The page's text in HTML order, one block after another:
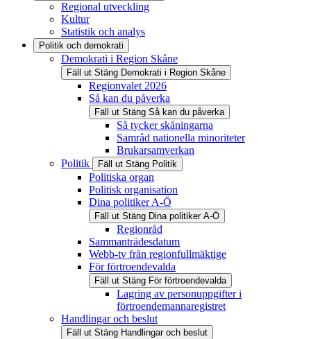
Regional utveckling
Kultur
Statistik och analys
Politik och demokrati
Demokrati i Region Skåne
Fäll ut Stäng Demokrati i Region Skåne
Regionvalet 2026
Så kan du påverka
Fäll ut Stäng Så kan du påverka
Så tycker skåningarna
Samråd nationella minoriteter
Brukarsamverkan
Politik
Fäll ut Stäng Politik
Politiska organ
Politisk organisation
Dina politiker A-Ö
Fäll ut Stäng Dina politiker A-Ö
Regionråd
Sammanträdesdatum
Webb-tv från regionfullmäktige
För förtroendevalda
Fäll ut Stäng För förtroendevalda
Lagring av personuppgifter i
förtroendemannaregistret
Handlingar och beslut
Fäll ut Stäng Handlingar och beslut